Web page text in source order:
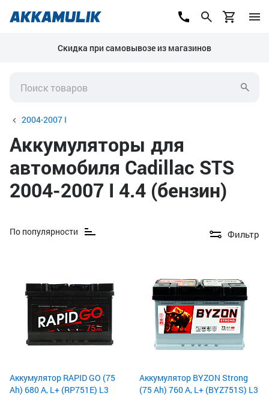
Скидка при самовывозе из магазинов
2004-2007 I
Аккумуляторы для
автомобиля Cadillac STS
2004-2007 I 4.4 (бензин)
По популярности Фильтр
Аккумулятор RAPID GO (75
Ah) 680 А, L+ (RP751E) L3
Аккумулятор BYZON Strong
(75 Ah) 760 А, L+ (BYZ751S) L3